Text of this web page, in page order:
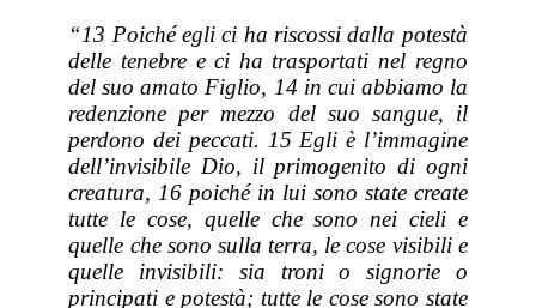
“13 Poichéegli ci ha riscossi dalla potestà
delle tenebre e ci ha trasportati nel regno
del suo amato Figlio, 14 in cui abbiamo la
redenzione per mezzo del suo sangue, il
perdono dei peccati. 15 Egli è l’immagine
dell’invisibile Dio, il primogenito di ogni
creatura, 16 poiché in lui sono state create
tutte le cose, quelle che sono nei cieli e
quelle che sono sulla terra, le cose visibili e
quelle invisibili: sia troni o signorie o
principati e potestà; tutte le cose sono state